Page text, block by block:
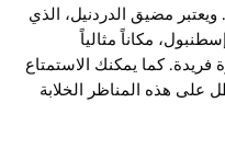
مضيق الدردنيل، الذي
مكاناً مثالياً
فريدة. كما يمكنك الاستمتاع
على هذه المناظر الخلابة